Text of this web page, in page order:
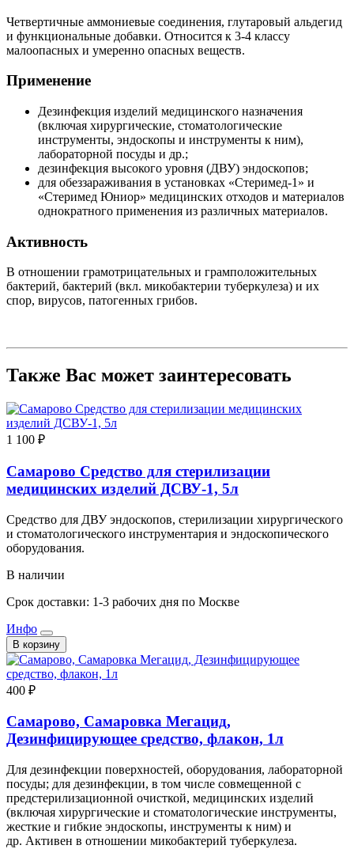
Четвертичные аммониевые соединения, глутаровый альдегид
и функциональные добавки. Относится к 3-4 классу
малоопасных и умеренно опасных веществ.
Применение
Дезинфекция изделий медицинского назначения
(включая хирургические, стоматологические
инструменты, эндоскопы и инструменты к ним),
лабораторной посуды и др.;
дезинфекция высокого уровня (ДВУ) эндоскопов;
для обеззараживания в установках «Стеримед-1» и
«Стеримед Юниор» медицинских отходов и материалов
однократного применения из различных материалов.
Активность
В отношении грамотрицательных и грамположительных
бактерий, бактерий (вкл. микобактерии туберкулеза) и их
спор, вирусов, патогенных грибов.
Также Вас может заинтересовать
1 100 ₽
Самарово Средство для стерилизации
медицинских изделий ДСВУ-1, 5л
Средство для ДВУ эндоскопов, стерилизации хирургического
и стоматологического инструментария и эндоскопического
оборудования.
В наличии
Срок доставки: 1-3 рабочих дня по Москве
Инфо
В корзину
400 ₽
Самарово, Самаровка Мегацид,
Дезинфицирующее средство, флакон, 1л
Для дезинфекции поверхностей, оборудования, лабораторной
посуды; для дезинфекции, в том числе совмещенной с
предстерилизационной очисткой, медицинских изделий
(включая хирургические и стоматологические инструменты,
жесткие и гибкие эндоскопы, инструменты к ним) и
др. Активен в отношении микобактерий туберкулеза.